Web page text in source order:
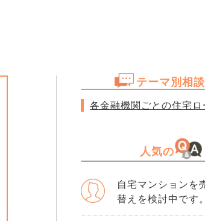
テーマ別相
各金融機関ごとの住宅ロ
人気の
自宅マンションを
替えを検討中です
か月以内に売却を